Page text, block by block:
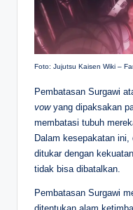
Foto: Jujutsu Kaisen Wiki –
Pembatasan Surgawi
vowyang dipaksakan
membatasi tubuh
Dalam kesepakatan
ditukar dengan
tidak bisa dibatalkan.
Pembatasan Surgawi